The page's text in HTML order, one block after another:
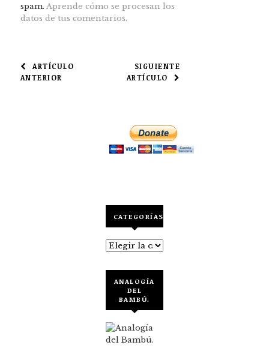
spam. Aprende cómo se procesan los
datos de tus comentarios.
NAVEGACIÓN
DE
SIGUIENTE
ARTÍCULO
ARTÍCULO
ANTERIOR
CATEGORÍAS
Categorías
ANALOGÍA
DEL
BAMBÚ.